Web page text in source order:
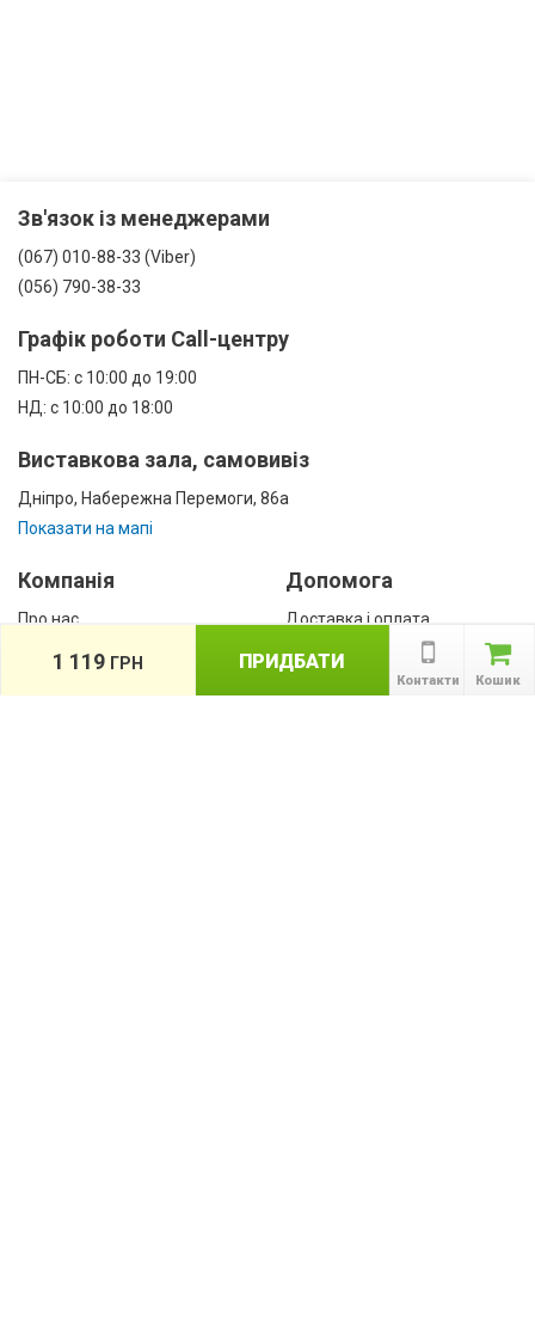
Зв'язок із менеджерами
(067) 010-88-33 (Viber)
(056) 790-38-33
Графік роботи Call-центру
ПН-СБ: с 10:00 до 19:00
НД: с 10:00 до 18:00
Виставкова зала, самовивіз
Дніпро, Набережна Перемоги, 86а
Показати на мапі
Компанія
Про нас
Допомога
Доставка і оплата
Кошик
Контакти
ПРИДБАТИ
1 119 ГРН